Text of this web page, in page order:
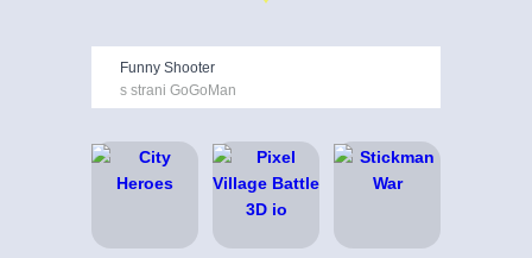
Funny Shooter
s strani GoGoMan